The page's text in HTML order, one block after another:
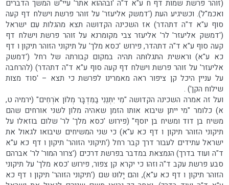
(זוהר פרשת שמות דף ח ע"א ד"ה 'ובההוא אתר' עיי"ש המשך הדברים
ואכמ"ל). וכשיגיע העת ('דמשק אליעזר' על זוהר פרשת וישלח דף קעה
סוף ע"א ד"ה דתהדר) אז השכינה הקדושה תצא מהגלות עִם ישראל
('דמשק אליעזר' לר' אליעזר צבי מקומרנא על זוהר פרשת וישלח דף
קעה סוף ע"א ד"ה דתהדר, פירוש 'כסא מלך' על תיקוני הזוהר תיקון ו דף
כא ע"א) וראשית התגלוּתה תהיה במקום קבורתה של רחל ('דמשק
אליעזר' על זוהר פרשת וישלח דף קעה סוף ע"א ד"ה דתהדר) (להרחבה
על עניין היכל קן ציפור ראה מאמרינו לפרשת כי תצא – 'סוד מצות
שילוח הקן') .
ועל זה אמרה השכינה הקדושה "מִי יִתְּנֵנִי בַמִּדְבָּר מְלוֹן אֹרְחִים" (ירמיה ט,
א) כלומר "מי ייתן שיבוא אותו הזמן שאהיה מלון לשני אורחים שהם
משיח בן דוד ומשיח בן יוסף" (פירוש 'כסא מלך' לר' שלום בוזאלו על
תיקוני הזוהר תיקון ו דף כא ע"א) כי שני המשיחים שיבואו לגאול את
ישראל עתידים לעבור דרך קבר רחל ('תיקוני הזוהר' תיקון ו דף כא ע"א
ד"ה ועוד בדרך) הנמצאת במדבר בפרשת דרכים ('צרור המור' לר' אברהם
סבע פרשת עקב ד"ה וזהו כי יקרא קן צפור, פירוש 'כסא מלך' על תיקוני
הזוהר תיקון ו דף כא ע"א), והם יָלוּנוּ שם ('תיקוני הזוהר' תיקון ו דף כא